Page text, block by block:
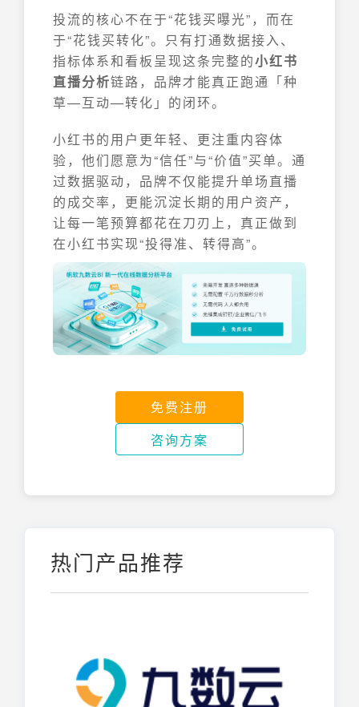
投流的核心不在于“花钱买曝光”，而在
于“花钱买转化”。只有打通数据接入、
指标体系和看板呈现这条完整的小红书
直播分析链路，品牌才能真正跑通「种
草—互动—转化」的闭环。
小红书的用户更年轻、更注重内容体
验，他们愿意为“信任”与“价值”买单。通
过数据驱动，品牌不仅能提升单场直播
的成交率，更能沉淀长期的用户资产，
让每一笔预算都花在刀刃上，真正做到
在小红书实现“投得准、转得高”。
免费注册
咨询方案
热门产品推荐